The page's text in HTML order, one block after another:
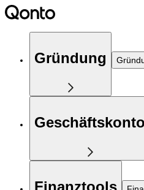
Gründung
Geschäftskonto
Finanztools